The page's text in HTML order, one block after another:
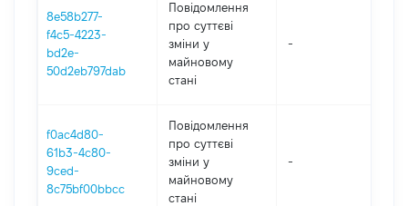
8e58b277-
f4c5-4223-
bd2e-
50d2eb797dab
Повідомлення
про суттєві
зміни y
майновому
стані
-
f0ac4d80-
61b3-4c80-
9ced-
8c75bf00bbcc
Повідомлення
про суттєві
зміни y
майновому
стані
-